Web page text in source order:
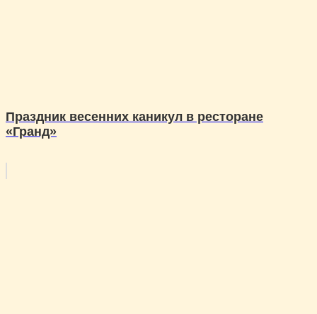
Праздник весенних каникул в ресторане
«Гранд»